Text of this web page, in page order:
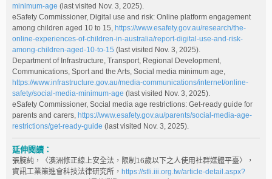
minimum-age (last visited Nov. 3, 2025).
eSafety Commissioner, Digital use and risk: Online platform engagement
among children aged 10 to 15, https://www.esafety.gov.au/research/the-
online-experiences-of-children-in-australia/report-digital-use-and-risk-
among-children-aged-10-to-15 (last visited Nov. 3, 2025).
Department of Infrastructure, Transport, Regional Development,
Communications, Sport and the Arts, Social media minimum age,
https://www.infrastructure.gov.au/media-communications/internet/online-
safety/social-media-minimum-age (last visited Nov. 3, 2025).
eSafety Commissioner, Social media age restrictions: Get-ready guide for
parents and carers, https://www.esafety.gov.au/parents/social-media-age-
restrictions/get-ready-guide (last visited Nov. 3, 2025).
延伸閱讀：
張腕純，〈澳洲修正線上安全法，限制16歲以下之人使用社群媒體平臺〉，
資訊工業策進會科技法律研究所， https://stli.iii.org.tw/article-detail.aspx?